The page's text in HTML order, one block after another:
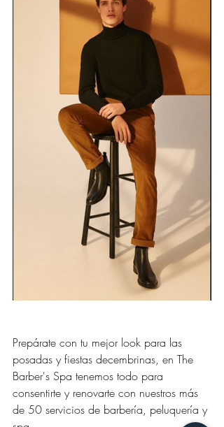
Prepárate con tu mejor look para las
posadas y fiestas decembrinas, en The
Barber's Spa tenemos todo para
consentirte y renovarte con nuestros más
de 50 servicios de barbería, peluquería y